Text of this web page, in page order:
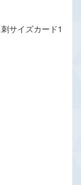
サイズカード1